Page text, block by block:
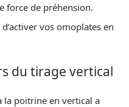
force de préhension.
vos omoplates en
du tirage vertical
la poitrine en vertical a